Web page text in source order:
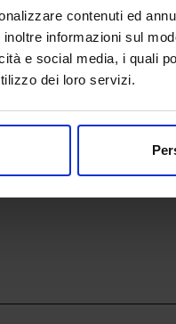
contenuti ed
informazioni sul
e social media, i quali
dei loro servizi.